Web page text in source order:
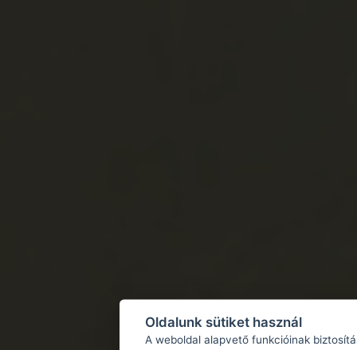
Oldalunk sütiket használ
A weboldal alapvető funkcióinak